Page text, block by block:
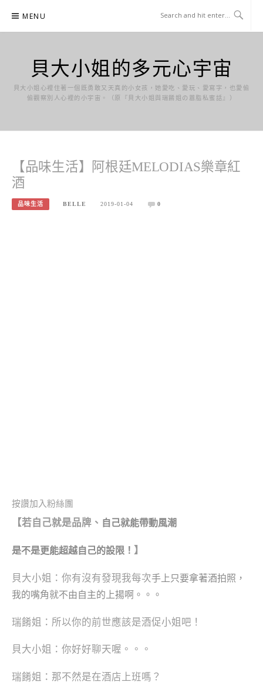
content
MENU
貝大小姐的多元心宇宙
貝大小姐心裡住著一個既勇敢又天真的小女孩，她愛吃、愛玩、愛寫字，也愛偷
偷觀察別人心裡的小宇宙。（原『貝大小姐與瑞餚姐の囂脂私蜜話』）
【品味生活】阿根廷MELODIAS樂章紅
酒
品味生活 BELLE 2019-01-04 0
按讚加入粉絲團
【若自己就是品牌、 自己就能帶動風潮
是不是更能超越自己的設限！ 】
貝大小姐：你有沒有發現我每次手上只要拿著酒拍照，
我的嘴角就不由自主的上揚啊。。。
瑞餚姐：所以你的前世應該是酒促小姐吧！
貝大小姐：你好好聊天喔。。。
瑞餚姐：那不然是在酒店上班嗎？